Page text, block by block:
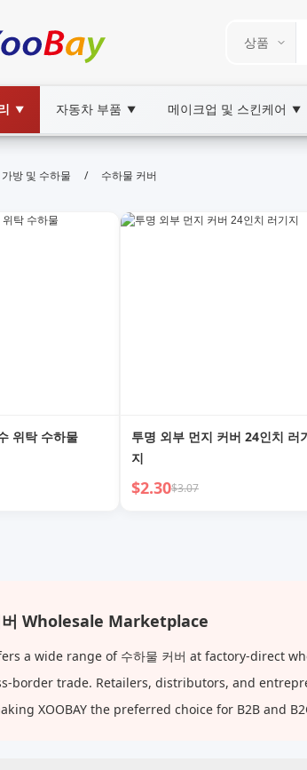
▼ 자동차 부품 ▼ 메이크업 및 스킨케어 ▼
버 | XOOBAY B2B/B2C
방을 안전하게 보호하는 실용 팁과 추천 제품을 소개합
가방 및 수하물 / 수하물 커버
위탁 수하물
투명 외부 먼지 커버 24인치 러
지
$2.30$3.07
버 Wholesale Marketplace
a wide range of 수하물 커버 at factory-direct
border trade. Retailers, distributors, and
XOOBAY the preferred choice for B2B and